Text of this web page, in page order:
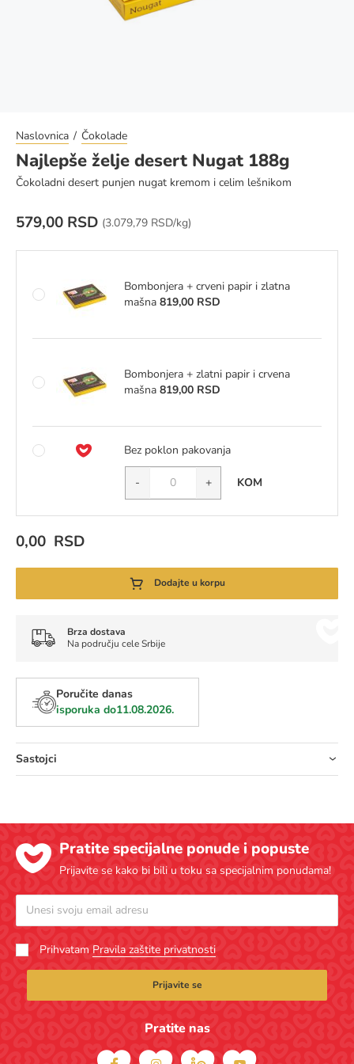
Naslovnica Čokolade
Najlepše želje desert Nugat 188g
Čokoladni desert punjen nugat kremom i celim lešnikom
579,00 RSD (Cena za jedinicu mere:
3.079,79 RSD/kg)
Bombonjera + crveni papir i zlatna
mašna 819,00 RSD
Bombonjera + zlatni papir i crvena
mašna 819,00 RSD
Bez poklon pakovanja
- + KOM
0,00 RSD
Dodajte u korpu
Brza dostava
Na području cele Srbije
Poručite danas
isporuka do11.08.2026.
Sastojci
Pratite specijalne ponude i popuste
Prijavite se kako bi bili u toku sa specijalnim ponudama!
Prihvatam Pravila zaštite privatnosti
Prijavite se
Pratite nas